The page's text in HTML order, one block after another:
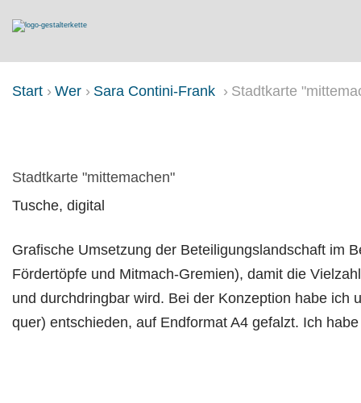
Start Wer Sara Contini-Frank Stadtkarte
Stadtkarte "mittemachen"
Tusche, digital
Grafische Umsetzung der Beteiligungslandschaft im
Fördertöpfe und Mitmach-Gremien), damit die
und durchdringbar wird. Bei der Konzeption habe
quer) entschieden, auf Endformat A4 gefalzt. Ich